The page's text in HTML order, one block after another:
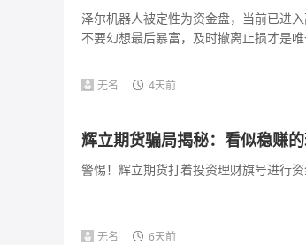
泽尔机器人被定性为资金盘，当前已进
不要幻想最后暴富，及时撤离止损才是
无名 4天前
辉立期货骗局揭秘：看似稳赚
警惕！辉立期货打着投资理财旗号进行
无名 6天前